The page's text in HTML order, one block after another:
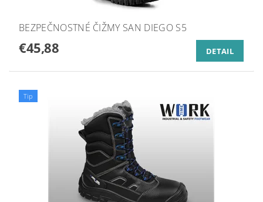
BEZPEČNOSTNÉ ČIŽMY SAN DIEGO S5
€45,88 DETAIL
Tip